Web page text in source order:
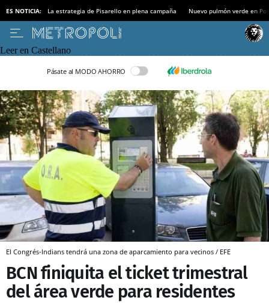
ES NOTICIA: La estrategia de Pisarello en plena campaña Nuevo pulmón verde en
Leer en Castellano
Pásate al MODO AHORRO
El Congrés-Indians tendrá una zona de aparcamiento para vecinos / EFE
BCN finiquita el ticket trimestral
del área verde para residentes